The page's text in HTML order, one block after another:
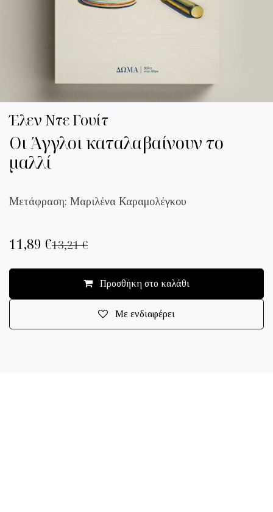
Έλεν Ντε Γουίτ
Οι Άγγλοι καταλαβαίνουν το
μαλλί
Μετάφραση: Μαριλένα Καραμολέγκου
11,89 €13,21€
Προσθήκη στο καλάθι
Με ενδιαφέρει